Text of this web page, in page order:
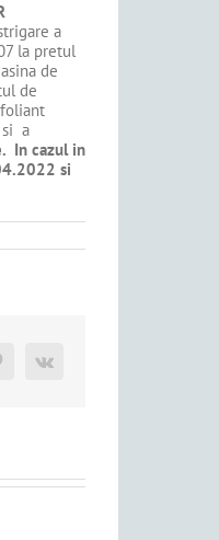
a
la pretul
de
de
si a
In cazul in
si
Vk